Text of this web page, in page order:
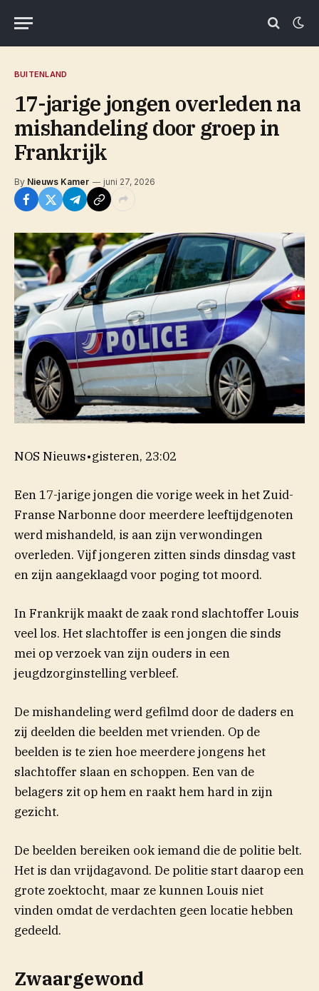
BUITENLAND
17-jarige jongen overleden na
mishandeling door groep in
Frankrijk
By Nieuws Kamer juni 27, 2026
NOS Nieuws•gisteren, 23:02
Een 17-jarige jongen die vorige week in het Zuid-
Franse Narbonne door meerdere leeftijdgenoten
werd mishandeld, is aan zijn verwondingen
overleden. Vijf jongeren zitten sinds dinsdag vast
en zijn aangeklaagd voor poging tot moord.
In Frankrijk maakt de zaak rond slachtoffer Louis
veel los. Het slachtoffer is een jongen die sinds
mei op verzoek van zijn ouders in een
jeugdzorginstelling verbleef.
De mishandeling werd gefilmd door de daders en
zij deelden die beelden met vrienden. Op de
beelden is te zien hoe meerdere jongens het
slachtoffer slaan en schoppen. Een van de
belagers zit op hem en raakt hem hard in zijn
gezicht.
De beelden bereiken ook iemand die de politie belt.
Het is dan vrijdagavond. De politie start daarop een
grote zoektocht, maar ze kunnen Louis niet
vinden omdat de verdachten geen locatie hebben
gedeeld.
Zwaargewond